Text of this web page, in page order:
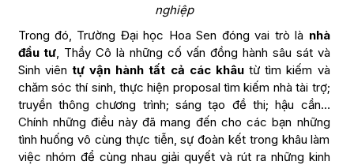
nghiệp
Trong đó, Trường Đại học Hoa Sen đóng vai trò là nhà
đầu tư , Thầy Cô là những cố vấn đồng hành sâu sát và
Sinh viên tự vận hành tất cả các khâutừ tìm kiếm và
chăm sóc thí sinh, thực hiện proposal tìm kiếm nhà tài trợ;
truyền thông chương trình; sáng tạo đề thi; hậu cần…
Chính những điều này đã mang đến cho các bạn những
tình huống vô cùng thực tiễn, sự đoàn kết trong khâu làm
việc nhóm để cùng nhau giải quyết và rút ra những kinh